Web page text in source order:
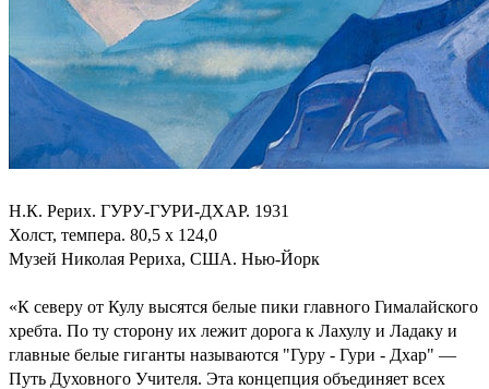
Н.К. Рерих. ГУРУ-ГУРИ-ДХАР. 1931
Холст, темпера. 80,5 x 124,0
Музей Николая Рериха, США. Нью-Йорк
«К северу от Кулу высятся белые пики главного Гималайского
хребта. По ту сторону их лежит дорога к Лахулу и Ладаку и
главные белые гиганты называются "Гуру - Гури - Дхар" —
Путь Духовного Учителя. Эта концепция объединяет всех